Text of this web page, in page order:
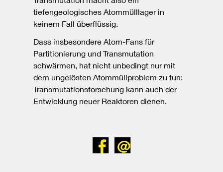
tiefengeologisches Atommülllager in
keinem Fall überflüssig.
Dass insbesondere Atom-Fans für
Partitionierung und Transmutation
schwärmen, hat nicht unbedingt nur mit
dem ungelösten Atommüllproblem zu tun:
Transmutationsforschung kann auch der
Entwicklung neuer Reaktoren dienen.
BeiSenden